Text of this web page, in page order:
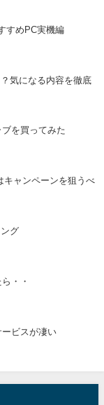
すめPC実機編
気になる内容を徹底
を買ってみた
キャンペーンを狙うべ
グ
・・
ビスが凄い